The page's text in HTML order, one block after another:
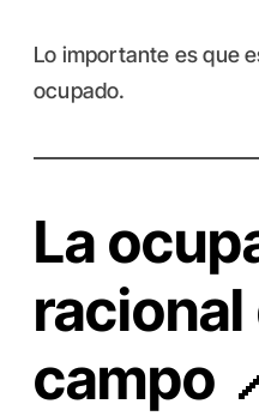
Lo importante es que
ocupado.
La
racional
campo